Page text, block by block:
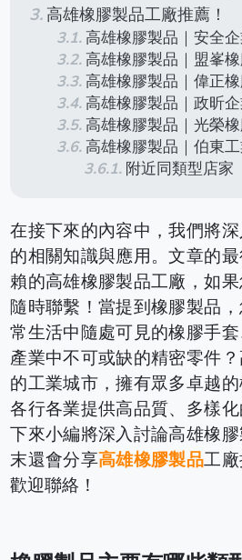
高雄橡膠製品工廠推薦！
高雄橡膠製品｜安全
高雄橡膠製品｜盟峯
高雄橡膠製品｜偉正
高雄橡膠製品｜政昕
高雄橡膠製品｜光榮
高雄橡膠製品｜伯東
附近同類型店家
在接下來的內容中，我們將
的相關知識與應用。文章的
賴的高雄橡膠製品工廠，如
隨時聯繫！當提到橡膠製品
常生活中隨處可見的橡膠手
產業中不可或缺的精密零件
的工業城市，擁有眾多卓越
各行各業提供高品質、多樣
下來小編將深入討論高雄橡
末還會分享高雄橡膠製品工
歡迎聯絡！